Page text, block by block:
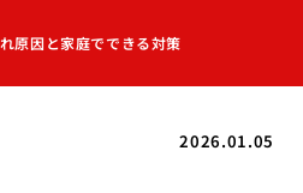
原因と家庭でできる対策
2026.01.05